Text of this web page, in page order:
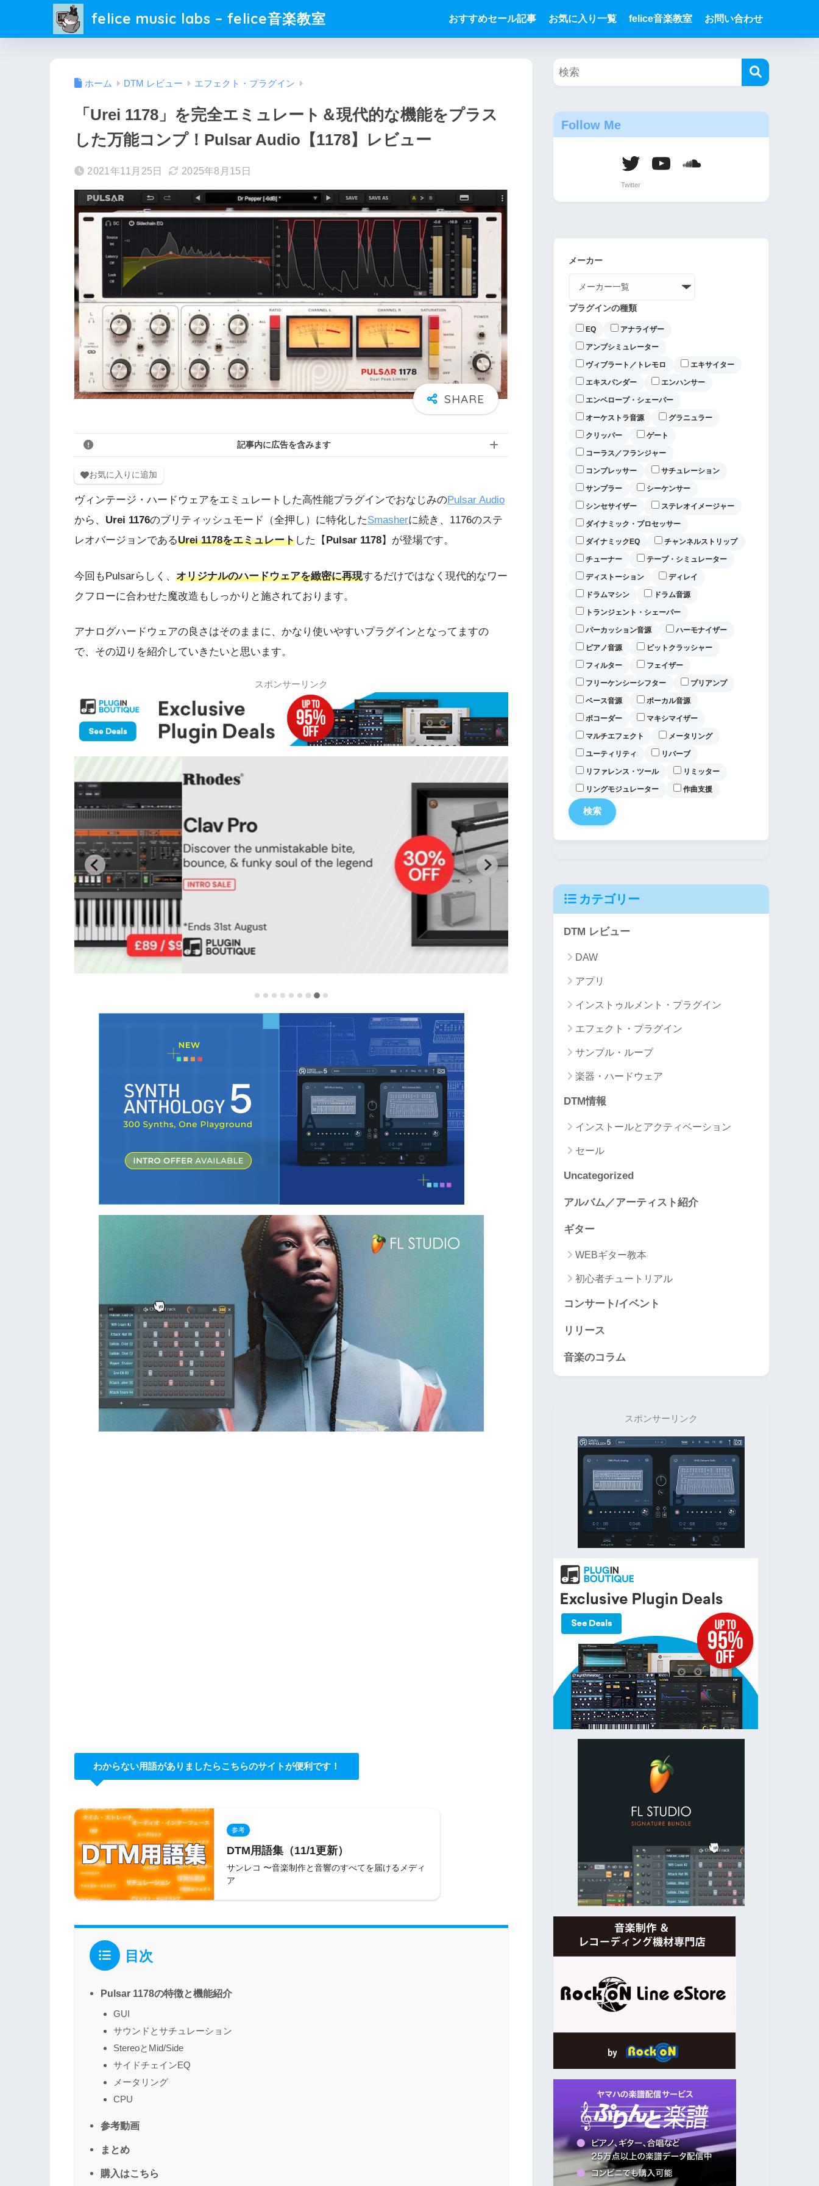
felice music labs – felice音楽教室 おすすめセール記事 お気に入り一覧 felice音楽教室 お問い合わせ
ホーム DTM レビュー エフェクト・プラグイン
「Urei 1178」を完全エミュレート＆現代的な機能をプラス
した万能コンプ！Pulsar Audio【1178】レビュー
2021年11月25日 2025年8月15日
記事内に広告を含みます
お気に入りに追加
ヴィンテージ・ハードウェアをエミュレートした高性能プラグインでおなじみのPulsar Audio
から、 Urei 1176のブリティッシュモード（全押し）に特化したSmasherに続き、1176のステ
レオバージョンであるUrei 1178をエミュレートした【 Pulsar 1178】が登場です。
今回もPulsarらしく、 オリジナルのハードウェアを緻密に再現するだけではなく現代的なワー
クフローに合わせた魔改造もしっかりと施されております。
アナログハードウェアの良さはそのままに、かなり使いやすいプラグインとなってますの
で、その辺りを紹介していきたいと思います。
スポンサーリンク
わからない用語がありましたらこちらのサイトが便利です！
参考
DTM用語集（11/1更新）
サンレコ 〜音楽制作と音響のすべてを届けるメディ
ア
目次
Pulsar 1178の特徴と機能紹介
GUI
サウンドとサチュレーション
StereoとMid/Side
サイドチェインEQ
メータリング
CPU
参考動画
まとめ
購入はこちら
Follow Me
メーカー
プラグインの種類
EQ アナライザー
アンプシミュレーター
ヴィブラート／トレモロ エキサイター
エキスパンダー エンハンサー
エンベロープ・シェーパー
オーケストラ音源 グラニュラー
クリッパー ゲート
コーラス／フランジャー
コンプレッサー サチュレーション
サンプラー シーケンサー
シンセサイザー ステレオイメージャー
ダイナミック・プロセッサー
ダイナミックEQ チャンネルストリップ
チューナー テープ・シミュレーター
ディストーション ディレイ
ドラムマシン ドラム音源
トランジェント・シェーパー
パーカッション音源 ハーモナイザー
ピアノ音源 ビットクラッシャー
フィルター フェイザー
フリーケンシーシフター プリアンプ
ベース音源 ボーカル音源
ボコーダー マキシマイザー
マルチエフェクト メータリング
ユーティリティ リバーブ
リファレンス・ツール リミッター
リングモジュレーター 作曲支援
カテゴリー
DTM レビュー
DAW
アプリ
インストゥルメント・プラグイン
エフェクト・プラグイン
サンプル・ループ
楽器・ハードウェア
DTM情報
インストールとアクティベーション
セール
Uncategorized
アルバム／アーティスト紹介
ギター
WEBギター教本
初心者チュートリアル
コンサート/イベント
リリース
音楽のコラム
スポンサーリンク